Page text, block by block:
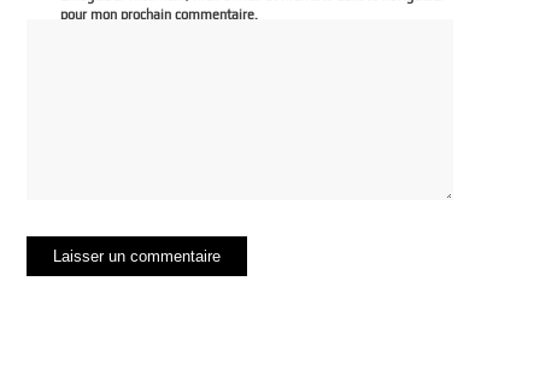
pour mon prochain commentaire.